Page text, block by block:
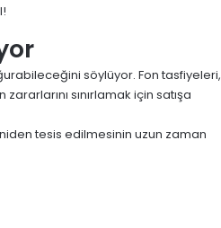
söylüyor. Fon tasfiyeleri,
sınırlamak için satışa
tesis edilmesinin uzun zaman